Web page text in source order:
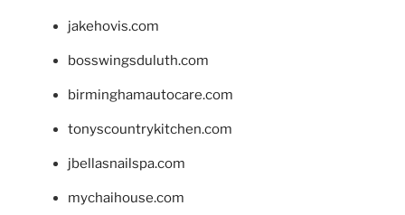
jakehovis.com
bosswingsduluth.com
birminghamautocare.com
tonyscountrykitchen.com
jbellasnailspa.com
mychaihouse.com